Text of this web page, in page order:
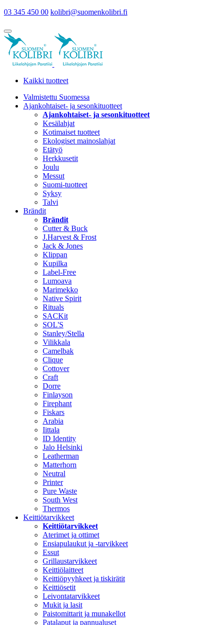
03 345 450 00 kolibri@suomenkolibri.fi
Kaikki tuotteet
Valmistettu Suomessa
Ajankohtaiset- ja sesonkituotteet
Ajankohtaiset- ja sesonkituotteet
Kesälahjat
Kotimaiset tuotteet
Ekologiset mainoslahjat
Etätyö
Herkkusetit
Joulu
Messut
Suomi-tuotteet
Syksy
Talvi
Brändit
Brändit
Cutter & Buck
J.Harvest & Frost
Jack & Jones
Klippan
Kupilka
Label-Free
Lumoava
Marimekko
Native Spirit
Rituals
SACKit
SOL'S
Stanley/Stella
Vilikkala
Camelbak
Clique
Cottover
Craft
Dorre
Finlayson
Firephant
Fiskars
Arabia
Iittala
ID Identity
Jalo Helsinki
Leatherman
Matterhorn
Neutral
Printer
Pure Waste
South West
Thermos
Keittiötarvikkeet
Keittiötarvikkeet
Aterimet ja ottimet
Ensiapulaukut ja -tarvikkeet
Essut
Grillaustarvikkeet
Keittiölaitteet
Keittiöpyyhkeet ja tiskirätit
Keittiösetit
Leivontatarvikkeet
Mukit ja lasit
Paistomittarit ja munakellot
Patalaput ja pannualuset